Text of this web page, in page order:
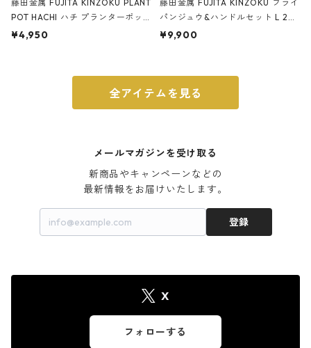
藤田金属 FUJITA KINZOKU PLANT
POT HACHI ハチ プランターポッ
ト 3号 ブラック
¥4,950
藤田金属 FUJITA KINZOKU フライ
パンジュウ&ハンドルセット L 24c
m ガス火・IH対応 鉄フライパン
¥9,900
全アイテムを見る
メールマガジンを受け取る
新商品やキャンペーンなどの
最新情報をお届けいたします。
登録
X
フォローする